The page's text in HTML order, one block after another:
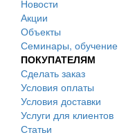
Новости
Акции
Объекты
Семинары, обучение
ПОКУПАТЕЛЯМ
Сделать заказ
Условия оплаты
Условия доставки
Услуги для клиентов
Статьи